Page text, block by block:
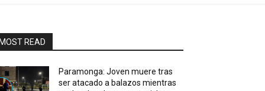
READ
Paramonga: Joven muere tras
ser atacado a balazos mientras